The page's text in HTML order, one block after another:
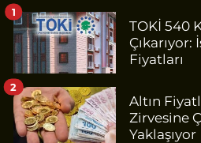
TOKİ 540
Çıkarıyor:
Fiyatları
1
Altın
Zirvesine
Yaklaşıyor
2